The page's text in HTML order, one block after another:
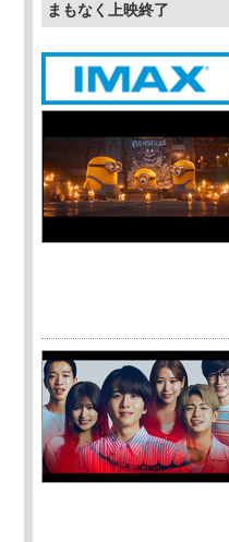
まもなく上映終了